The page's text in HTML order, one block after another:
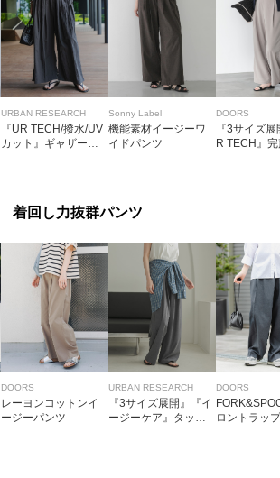
URBAN RESEARCH
『UR TECH/撥水/UV
カット』ギャザーワ
Sonny Label
機能素材イージーワ
イドパンツ
DOORS
『3サイズ
R TECH』
着回し力抜群パンツ
DOORS
レーヨンコットンイ
ージーパンツ
URBAN RESEARCH
『3サイズ展開』『イ
ージーケア』タック
DOORS
ロントラッ